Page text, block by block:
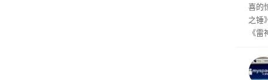
喜的
之锤
《
ox
出震